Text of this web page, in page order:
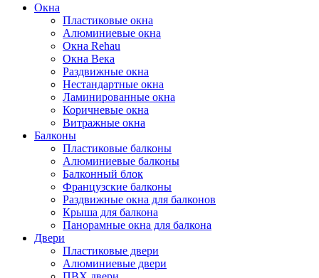
Окна
Пластиковые окна
Алюминиевые окна
Окна Rehau
Окна Века
Раздвижные окна
Нестандартные окна
Ламинированные окна
Коричневые окна
Витражные окна
Балконы
Пластиковые балконы
Алюминиевые балконы
Балконный блок
Французские балконы
Раздвижные окна для балконов
Крыша для балкона
Панорамные окна для балкона
Двери
Пластиковые двери
Алюминиевые двери